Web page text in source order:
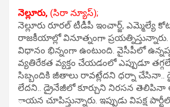
నెల్లూరు, (సిరా న్యూస్);
నెల్లూరు రూరల్ టీడీపీ ఇంచార్జ్, ఎమ్మెల్యే
రాజకీయాల్లో వినూత్నంగా ప్రయత్నిస్తున్నారు.
విధానం భిన్నంగా ఉంటుంది. వైసీపీలో
వ్యతిరేకత వ్యక్తం చేయడంలో ఎప్పుడూ
సిబ్బందికి జీతాలు రావట్లేదని ధర్నా చేసినా..
లేదని.. డ్రైనేజీలో కూర్చుని నిరసన తెలిపినా
ాయన చూపిస్తున్నారు. ఇప్పుడు విపక్ష